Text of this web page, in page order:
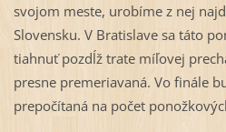
svojom meste, urobíme z nej
Slovensku. V Bratislave sa táto
tiahnuť pozdĺž trate míľovej
presne premeriavaná. Vo finále
prepočítaná na počet